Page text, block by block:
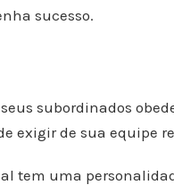
sucesso.
subordinados
exigir de sua equipe
tem uma